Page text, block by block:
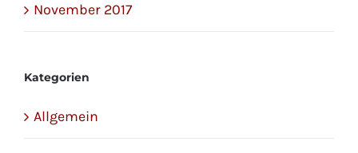
November 2017
Kategorien
Allgemein